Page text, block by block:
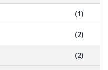
(1)
(2)
(2)